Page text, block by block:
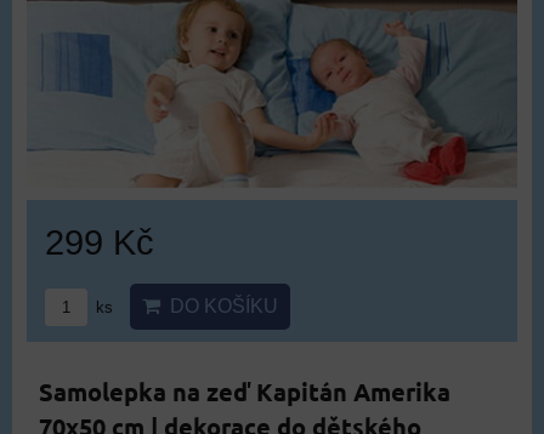
299 Kč
ks DO KOŠÍKU
Samolepka na zeď Kapitán Amerika
70x50 cm | dekorace do dětského